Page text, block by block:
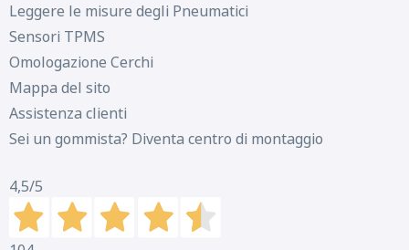
Leggere le misure degli Pneumatici
Sensori TPMS
Omologazione Cerchi
Mappa del sito
Assistenza clienti
Sei un gommista? Diventa centro di montaggio
4,5/5